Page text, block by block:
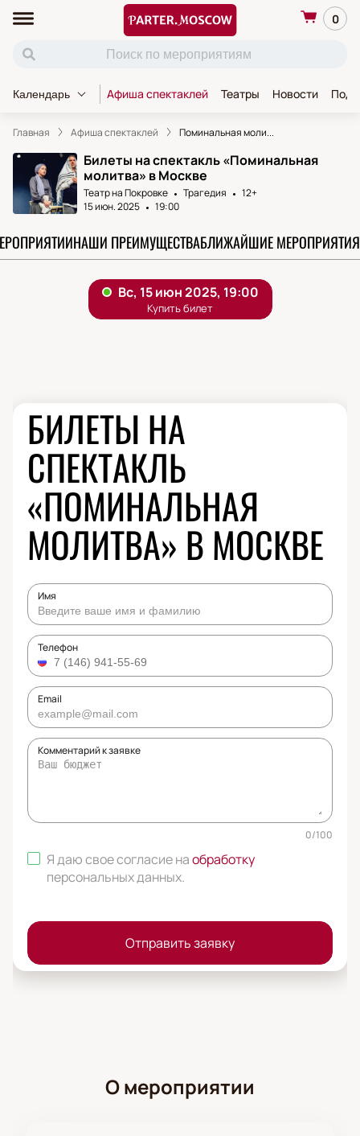
0
Календарь Афиша спектаклей Театры Новости
Главная Афиша спектаклей Поминальная моли...
Билеты на спектакль «Поминальная
молитва» в Москве
Театр на Покровке Трагедия
12+
15 июн. 2025
19:00
НАШИ ПРЕИМУЩЕСТВАБЛИЖАЙШИЕ МЕРОПРИЯТИЯ
БИЛЕТЫ НА
СПЕКТАКЛЬ
«ПОМИНАЛЬНАЯ
МОЛИТВА» В МОСКВЕ
Имя
Телефон
Email
Комментарий к заявке
0/100
Я даю свое согласие наобработку
персональных данных.
Отправить заявку
О мероприятии